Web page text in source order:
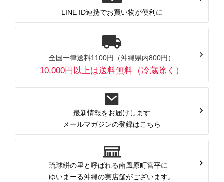
LINE ID連携でお買い物が便利に
全国一律送料1100円（沖縄県内800円）
10,000円以上は送料無料（冷蔵除く）
最新情報をお届けします
メールマガジンの登録はこちら
琉球絣の里と呼ばれる南風原町宮平に
ゆいまーる沖縄の実店舗がございます。